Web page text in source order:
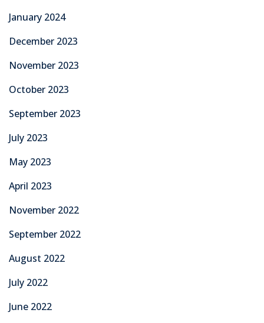
January 2024
December 2023
November 2023
October 2023
September 2023
July 2023
May 2023
April 2023
November 2022
September 2022
August 2022
July 2022
June 2022